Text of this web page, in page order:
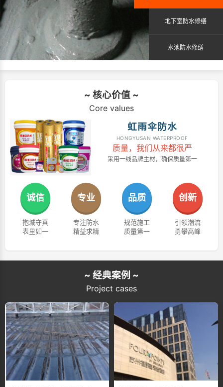
地下室防水修缮
水池防水修缮
~ 核心价值 ~
Core values
虹雨伞防水
HONGYUSAN WATERPROOF
质量，我们从来都很严
采用一线品牌主材，确保质量第一
诚信
抱城守真
表里如一
专业
专注防水
精益求精
品质
规范施工
质量第一
创新
引领潮流
勇攀高峰
~ 经典案例 ~
Project cases